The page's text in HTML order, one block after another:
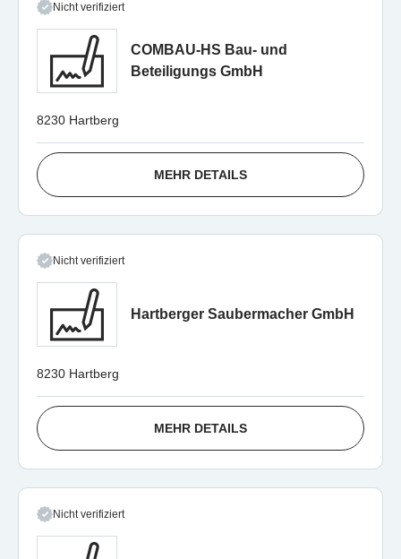
Nicht verifiziert
COMBAU-HS Bau- und
Beteiligungs GmbH
8230 Hartberg
MEHR DETAILS
Nicht verifiziert
Hartberger Saubermacher GmbH
8230 Hartberg
MEHR DETAILS
Nicht verifiziert